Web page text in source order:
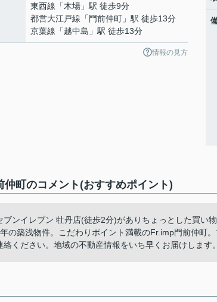
東西線 「木場 」駅 徒歩9分
都営大江戸線 「 門前仲町 」駅 徒歩13分
京葉線 「越中島 」駅 徒歩13分
情報の見方
仲町のコメント(おすすめポイント)
ブンイレブン 牡丹店(徒歩2分)がありちょっとした買い
の築浅物件。こだわりポイント満載のFr.imp門前仲町
絡ください。地域の不動産情報をいち早くお届けします。